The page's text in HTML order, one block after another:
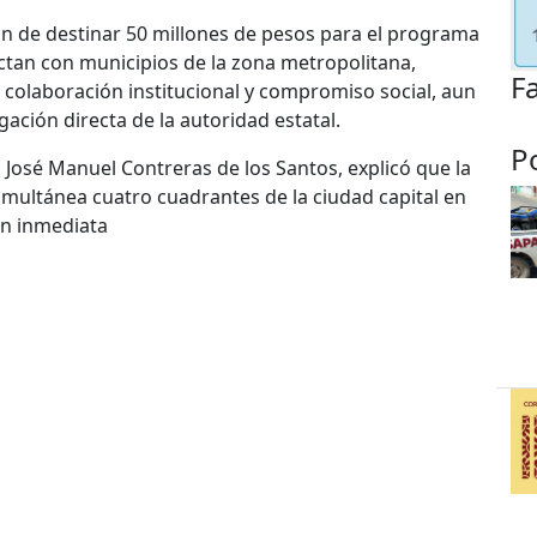
de destinar 50 millones de pesos para el programa
con municipios de la zona metropolitana,
institucional y compromiso social, aun
directa de la autoridad estatal.
Manuel Contreras de los Santos, explicó que la
cuatro cuadrantes de la ciudad capital en
inmediata